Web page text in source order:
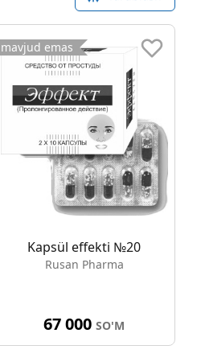
mavjud emas
Kapsül effekti №20
Rusan Pharma
67 000SO'M